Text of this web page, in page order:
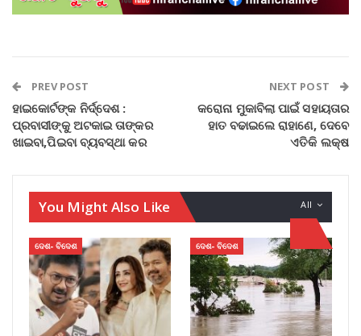
PREV POST
ହାଇକୋର୍ଟଙ୍କ ନିର୍ଦ୍ଦେଶ :
ପ୍ରବାସୀଙ୍କୁ ଅଟକାଇ ତାଙ୍କର
ଖାଇବା,ପିଇବା ବ୍ୟବସ୍ଥା କର
NEXT POST
କରୋନା ମୁକାବିଲା ପାଇଁ ସହାୟତାର
ହାତ ବଢାଇଲେ ରାହାଣେ, ଦେବେ
ଏତିକି ଲକ୍ଷ
All
You Might Also Like
ଦେଶ- ବିଦେଶ ଦେଶ- ବିଦେଶ